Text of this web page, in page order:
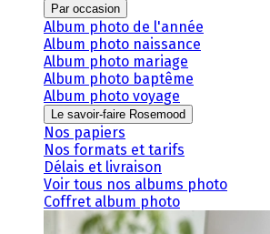
Par occasion
Album photo de l'année
Album photo naissance
Album photo mariage
Album photo baptême
Album photo voyage
Le savoir-faire Rosemood
Nos papiers
Nos formats et tarifs
Délais et livraison
Voir tous nos albums photo
Coffret album photo